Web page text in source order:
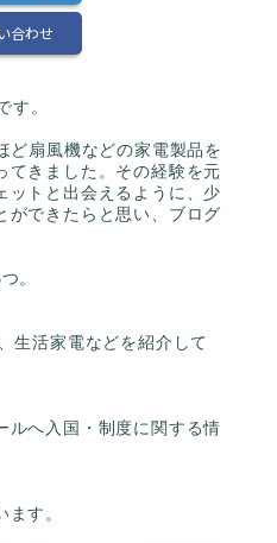
合わせ
す。
ど扇風機などの家電製品を
てきました。その経験を元
ットと出会えるように、少
ができたらと思い、ブログ
。
生活家電などを紹介して
ルへ入国・制度に関する情
す。